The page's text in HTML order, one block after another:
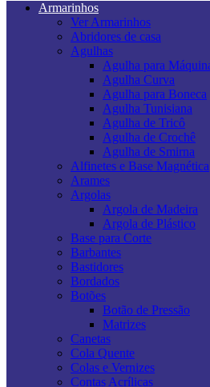
Armarinhos
Ver Armarinhos
Abridores de casa
Agulhas
Agulha para
Agulha Curva
Agulha para Boneca
Agulha Tunisiana
Agulha de Tricô
Agulha de Crochê
Agulha de Smirna
Alfinetes e Base Magnética
Arames
Argolas
Argola de Madeira
Argola de Plástico
Base para Corte
Barbantes
Bastidores
Bordados
Botões
Botão de Pressão
Matrizes
Canetas
Cola Quente
Colas e Vernizes
Contas Acrílicas